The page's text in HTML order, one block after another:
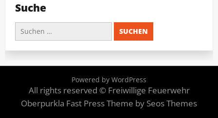
Suche
Suchen
nach:
Powered by WordPress
All rights reserved © Freiwillige Feuerwehr
Oberpurkla Fast Press Theme by Seos Themes